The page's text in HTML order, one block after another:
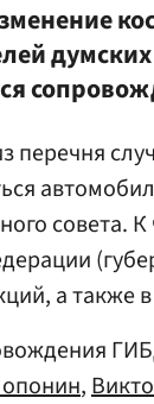
перечня
совета.
а также
,